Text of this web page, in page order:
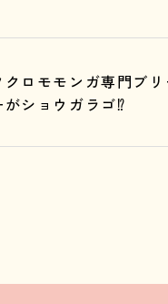
クロモモンガ専門ブ
がショウガラゴ⁉️